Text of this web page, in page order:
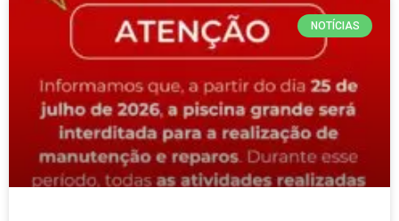
NOTÍCIAS